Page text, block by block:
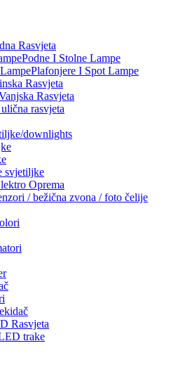
Rasvjeta
Podne I Stolne Lampe
Plafonjere I Spot Lampe
Rasvjeta
Rasvjeta
rasvjeta
downlights
svjetiljke
Oprema
/ bežična zvona / foto čelije
Rasvjeta
trake